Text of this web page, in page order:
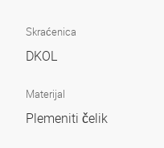
Skraćenica
DKOL
Materijal
Plemeniti čelik